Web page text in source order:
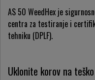
AS 50 WeedHex je
centra za testiranje i
tehniku (DPLF).
Uklonite korov na